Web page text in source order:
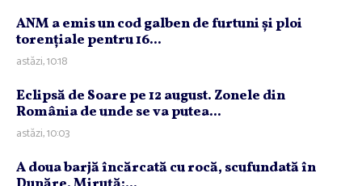
ANM a emis un cod galben de furtuni şi ploi
torenţiale pentru 16...
astăzi, 10:18
Eclipsă de Soare pe 12 august. Zonele din
România de unde se va putea...
astăzi, 10:03
A doua barjă încărcată cu rocă, scufundată în